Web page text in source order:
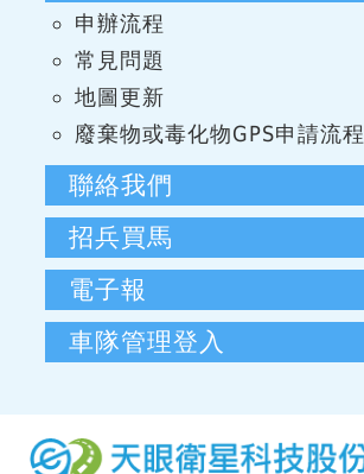
申辦流程
常見問題
地圖更新
廢棄物或毒化物GPS申請流程
聯絡我們
招兵買馬
電子報
車隊管理登入